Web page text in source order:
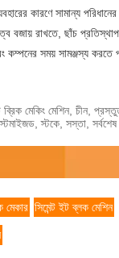
কারণে সামান্য
বজায় রাখতে, ছাঁচ
কম্পনের সময় সামঞ্জস্য করতে
ব্রিক মেকিং মেশিন, চীন,
স্টকে, সস্তা,
মেকার সিমেন্ট ইট ব্লক মেশিন